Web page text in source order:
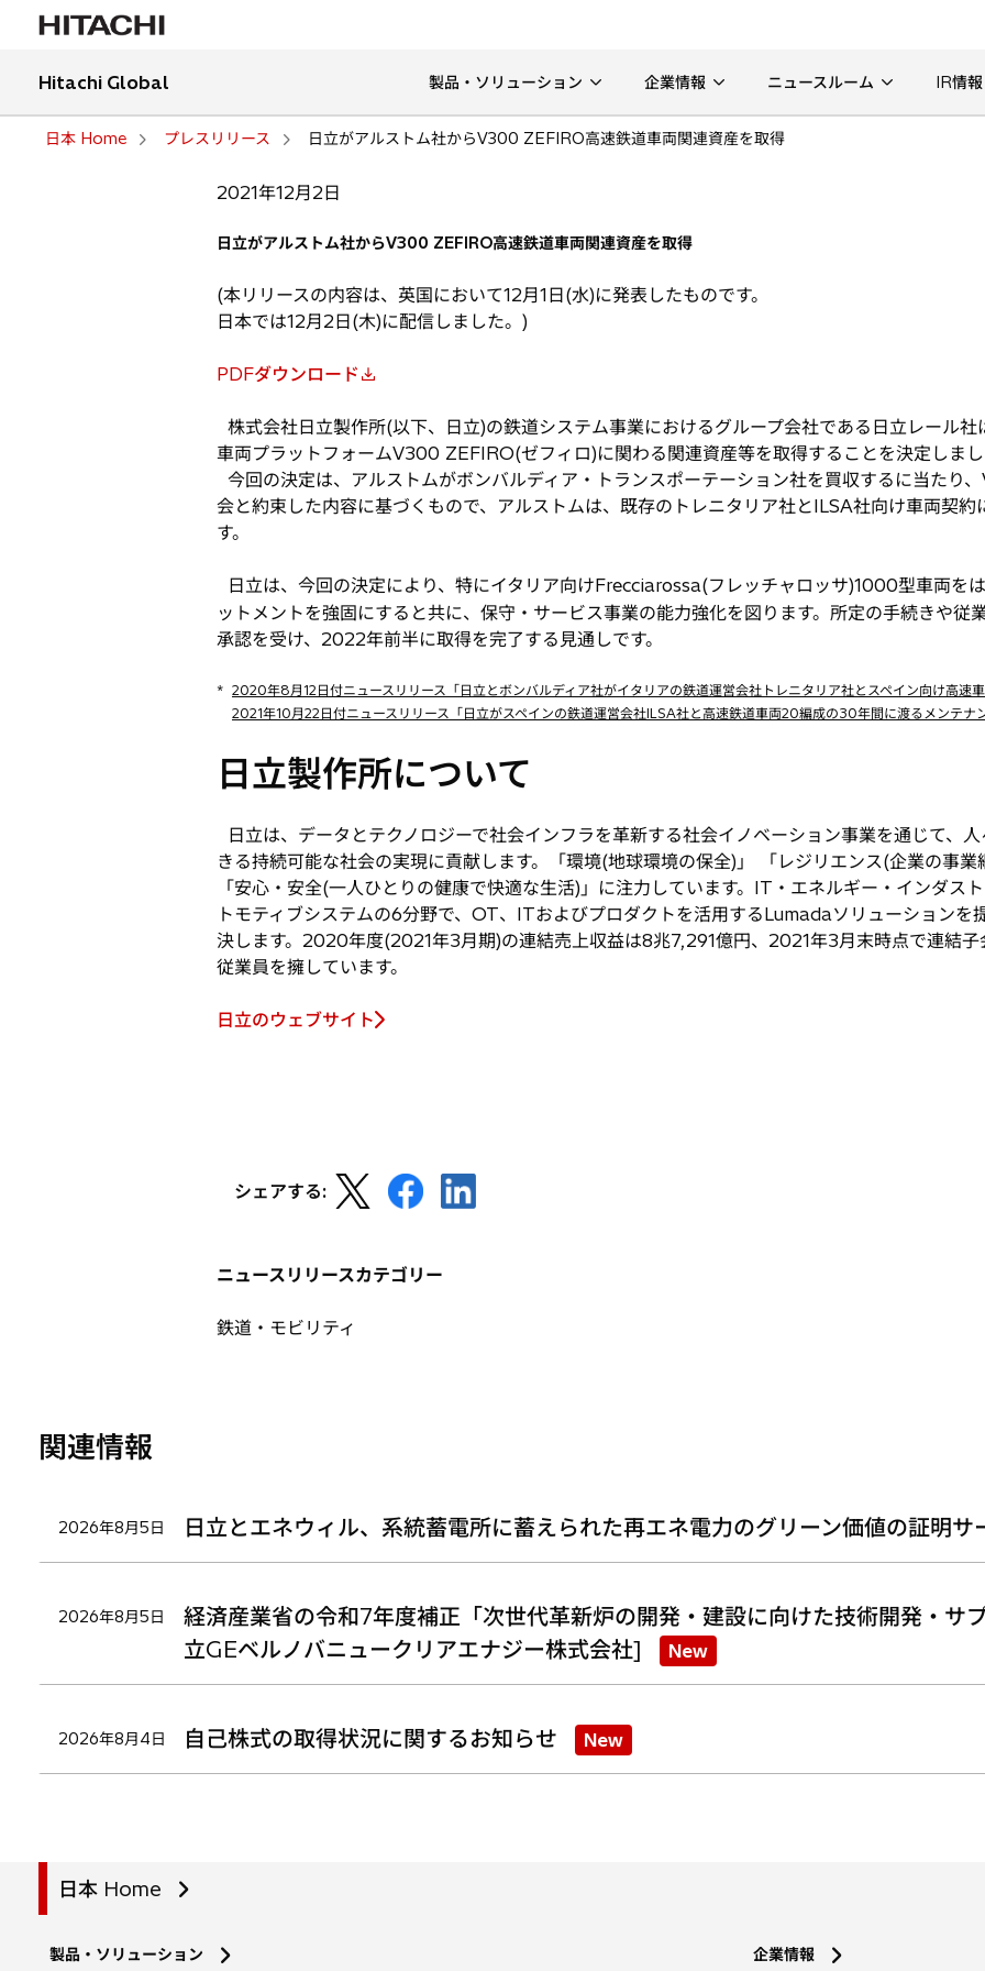
Hitachi Global 製品・ソリューション 企業情報 ニュースルーム IR情報
日本 Home プレスリリース 日立がアルストム社からV300 ZEFIRO高速鉄道車両関連資産を取得
2021年12月2日
日立がアルストム社からV300 ZEFIRO高速鉄道車両関連資産を取得
(本リリースの内容は、英国において12月1日(水)に発表したものです。
日本では12月2日(木)に配信しました。)
PDFダウンロード
新
い
タ
で
開
株式会社日立製作所(以下、日立)の鉄道システム事業におけるグループ会社である日立レール
車両プラットフォームV300 ZEFIRO(ゼフィロ)に関わる関連資産等を取得することを決定しま
今回の決定は、アルストムがボンバルディア・トランスポーテーション社を買収するに当たり
会と約束した内容に基づくもので、アルストムは、既存のトレニタリア社とILSA社向け車両契
す。
日立は、今回の決定により、特にイタリア向けFrecciarossa(フレッチャロッサ)1000型車両を
ットメントを強固にすると共に、保守・サービス事業の能力強化を図ります。所定の手続きや従
承認を受け、2022年前半に取得を完了する見通しです。
* 2020年8月12日付ニュースリリース「日立とボンバルディア社がイタリアの鉄道運営会社トレニタリア社とスペイン向け高速
2021年10月22日付ニュースリリース「日立がスペインの鉄道運営会社ILSA社と高速鉄道車両20編成の30年間に渡るメンテ
日立製作所について
日立は、データとテクノロジーで社会インフラを革新する社会イノベーション事業を通じて、
きる持続可能な社会の実現に貢献します。「環境(地球環境の保全)」 「レジリエンス(企業の事
「安心・安全(一人ひとりの健康で快適な生活)」に注力しています。IT・エネルギー・インダス
トモティブシステムの6分野で、OT、ITおよびプロダクトを活用するLumadaソリューションを
決します。2020年度(2021年3月期)の連結売上収益は8兆7,291億円、2021年3月末時点で連結
従業員を擁しています。
日立のウェブサイト
シェアする:
し
タ
新
し
ニュースリリースカテゴリー
鉄道・モビリティ
関連情報
2026年8月5日 日立とエネウィル、系統蓄電所に蓄えられた再エネ電力のグリーン価値の証明
2026年8月5日
経済産業省の令和7年度補正「次世代革新炉の開発・建設に向けた技術開発・サ
立GEベルノバニュークリアエナジー株式会社]
New
2026年8月4日 自己株式の取得状況に関するお知らせ New
日本 Home
製品・ソリューション 企業情報